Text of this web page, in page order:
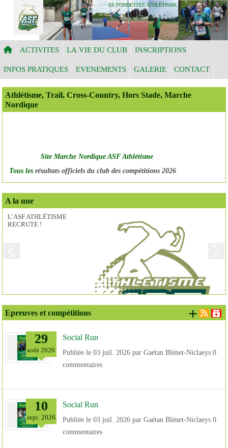
AS FONDETTES ATHLÉTISME
ACTIVITES LA VIE DU CLUB INSCRIPTIONS
INFOS PRATIQUES EVENEMENTS GALERIE CONTACT
Athlétisme, Trail, Cross-Country, Hors Stade, Marche
Nordique
Site Marche Nordique ASF Athlétisme
Tous les résultats officiels du club des compétitions 2026
A la une
L’ASF ATHLÉTISME
RECRUTE !
Epreuves et compétitions
29
août 2026
Social Run
Publiée le 03 juil. 2026par Gaétan Blénet-Niclaeys 0
commentaires
10
sept. 2026
Social Run
Publiée le 03 juil. 2026par Gaétan Blénet-Niclaeys 0
commentaires
+
Panneau de gestion des cookies